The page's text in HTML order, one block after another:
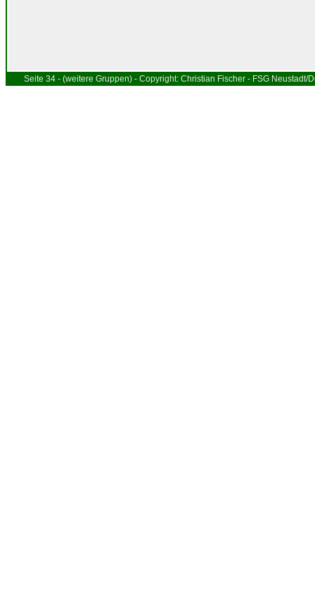
Seite 34 - (weitere Gruppen) - Copyright: Christian Fischer - FSG Neustadt/